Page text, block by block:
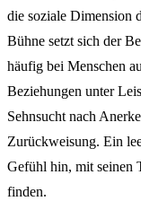
die soziale Dimension
Bühne setzt sich der
häufig bei Menschen
Beziehungen unter
Sehnsucht nach
Zurückweisung. Ein
Gefühl hin, mit seinen
finden.